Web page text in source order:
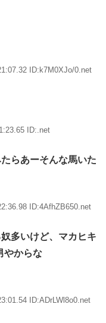
ID:k7M0XJo/0.net
ID:.net
らあーそんな馬いた
ID:4AfhZB650.net
多いけど、マカヒキ
やからな
ID:ADrLWl8o0.net